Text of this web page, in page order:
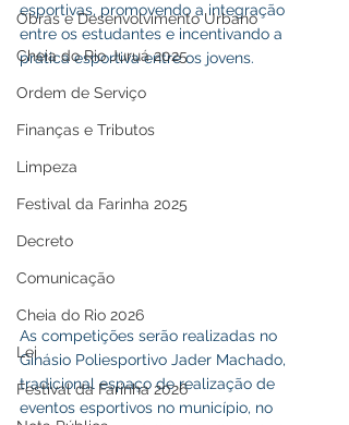
Obras e Desenvolvimento Urbano
Cheia do Rio Juruá 2025
Ordem de Serviço
Finanças e Tributos
Limpeza
Festival da Farinha 2025
Decreto
Comunicação
Cheia do Rio 2026
Lei
Festival da Farinha 2026
esportivas, promovendo a integração
entre os estudantes e incentivando a
prática esportiva entre os jovens.
As competições serão realizadas no
Ginásio Poliesportivo Jader Machado,
tradicional espaço de realização de
eventos esportivos no município, no